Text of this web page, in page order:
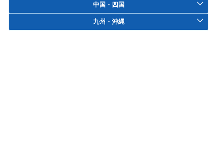
中国・四国
九州・沖縄